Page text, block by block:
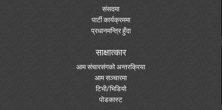
संसदमा
पार्टी कार्यक्रममा
प्रधानमन्त्रि हुँदा
साक्षात्कार
आम संचारसंगको अन्तरक्रिया
आम सञ्चारमा
टिभी/भिडियो
पोडकास्ट